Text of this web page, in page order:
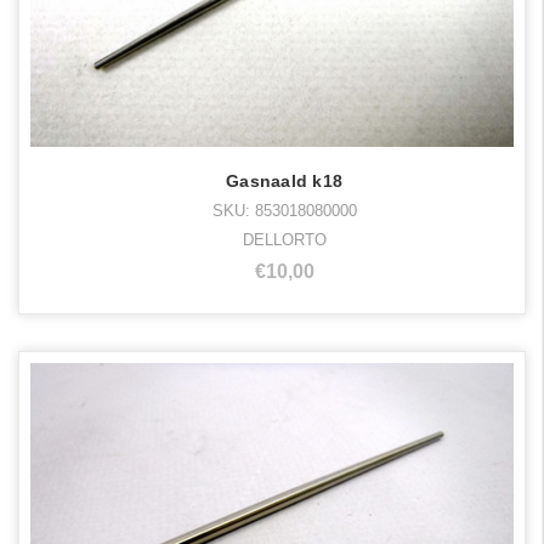
Gasnaald k18
SKU: 853018080000
DELLORTO
€10,00